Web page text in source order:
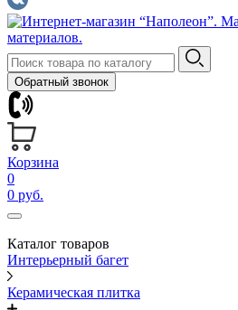
Обратный звонок
Корзина
0
0 руб.
Каталог товаров
Интерьерный багет
Керамическая плитка